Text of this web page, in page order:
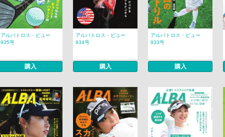
アルバトロス・ビュー
935号
購入
アルバトロス・ビュー
934号
購入
アルバトロス・ビュー
933号
購入